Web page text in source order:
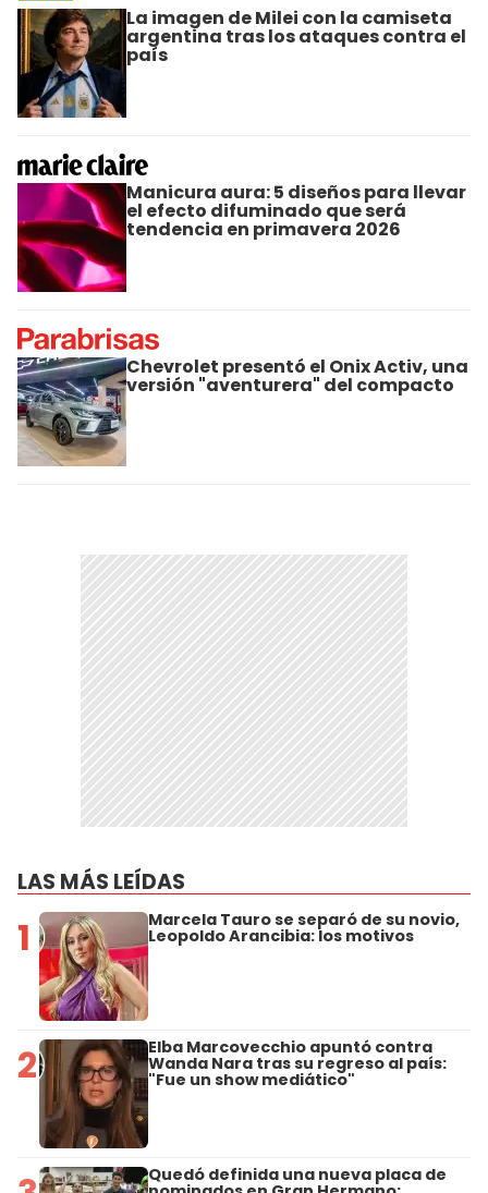
La imagen de Milei con la camiseta
argentina tras los ataques contra el
país
Manicura aura: 5 diseños para llevar
el efecto difuminado que será
tendencia en primavera 2026
Chevrolet presentó el Onix Activ, una
versión "aventurera" del compacto
LAS MÁS LEÍDAS
1 Marcela Tauro se separó de su novio,
Leopoldo Arancibia: los motivos
2 Elba Marcovecchio apuntó contra
Wanda Nara tras su regreso al país:
"Fue un show mediático"
Quedó definida una nueva placa de